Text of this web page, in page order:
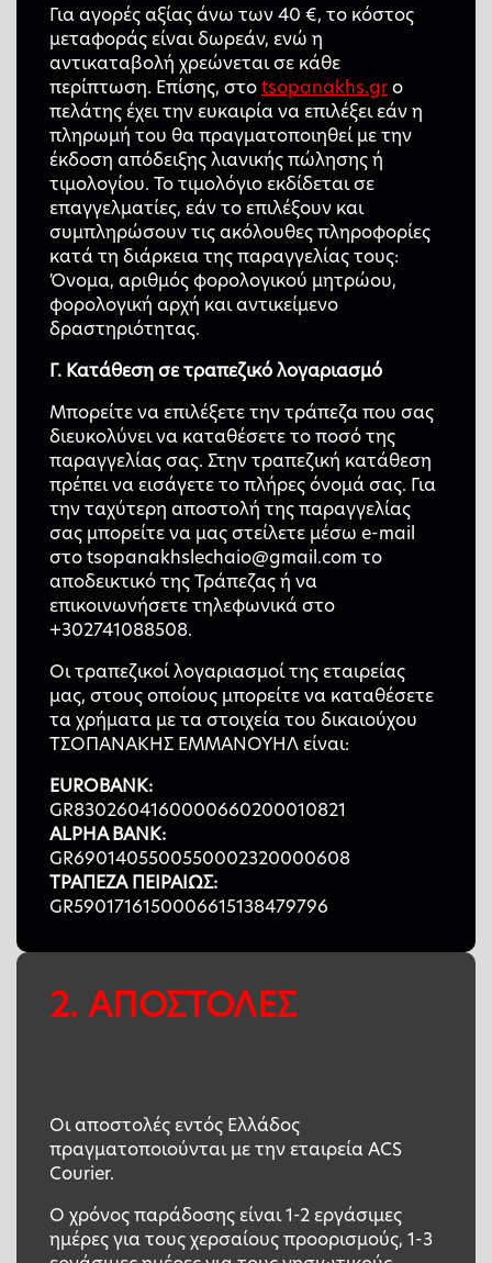
Για αγορές αξίας άνω των 40 €, το κόστος
μεταφοράς είναι δωρεάν, ενώ η
αντικαταβολή χρεώνεται σε κάθε
περίπτωση. Επίσης, στοtsopanakhs.grο
πελάτης έχει την ευκαιρία να επιλέξει εάν η
πληρωμή του θα πραγματοποιηθεί με την
έκδοση απόδειξης λιανικής πώλησης ή
τιμολογίου. Το τιμολόγιο εκδίδεται σε
επαγγελματίες, εάν το επιλέξουν και
συμπληρώσουν τις ακόλουθες πληροφορίες
κατά τη διάρκεια της παραγγελίας τους:
Όνομα, αριθμός φορολογικού μητρώου,
φορολογική αρχή και αντικείμενο
δραστηριότητας.
Γ. Κατάθεση σε τραπεζικό λογαριασμό
Μπορείτε να επιλέξετε την τράπεζα που σας
διευκολύνει να καταθέσετε το ποσό της
παραγγελίας σας. Στην τραπεζική κατάθεση
πρέπει να εισάγετε το πλήρες όνομά σας. Για
την ταχύτερη αποστολή της παραγγελίας
σας μπορείτε να μας στείλετε μέσω e-mail
στο tsopanakhslechaio@gmail.com το
αποδεικτικό της Τράπεζας ή να
επικοινωνήσετε τηλεφωνικά στο
+302741088508.
Οι τραπεζικοί λογαριασμοί της εταιρείας
μας, στους οποίους μπορείτε να καταθέσετε
τα χρήματα με τα στοιχεία του δικαιούχου
ΤΣΟΠΑΝΑΚΗΣ ΕΜΜΑΝΟΥΗΛ είναι:
EUROBANK:
GR8302604160000660200010821
ALPHA ΒΑΝΚ:
GR6901405500550002320000608
ΤΡΑΠΕΖΑ ΠΕΙΡΑΙΩΣ:
GR5901716150006615138479796
2. ΑΠΟΣΤΟΛΕΣ
Οι αποστολές εντός Ελλάδος
πραγματοποιούνται με την εταιρεία ACS
Courier.
Ο χρόνος παράδοσης είναι 1-2 εργάσιμες
ημέρες για τους χερσαίους προορισμούς, 1-3